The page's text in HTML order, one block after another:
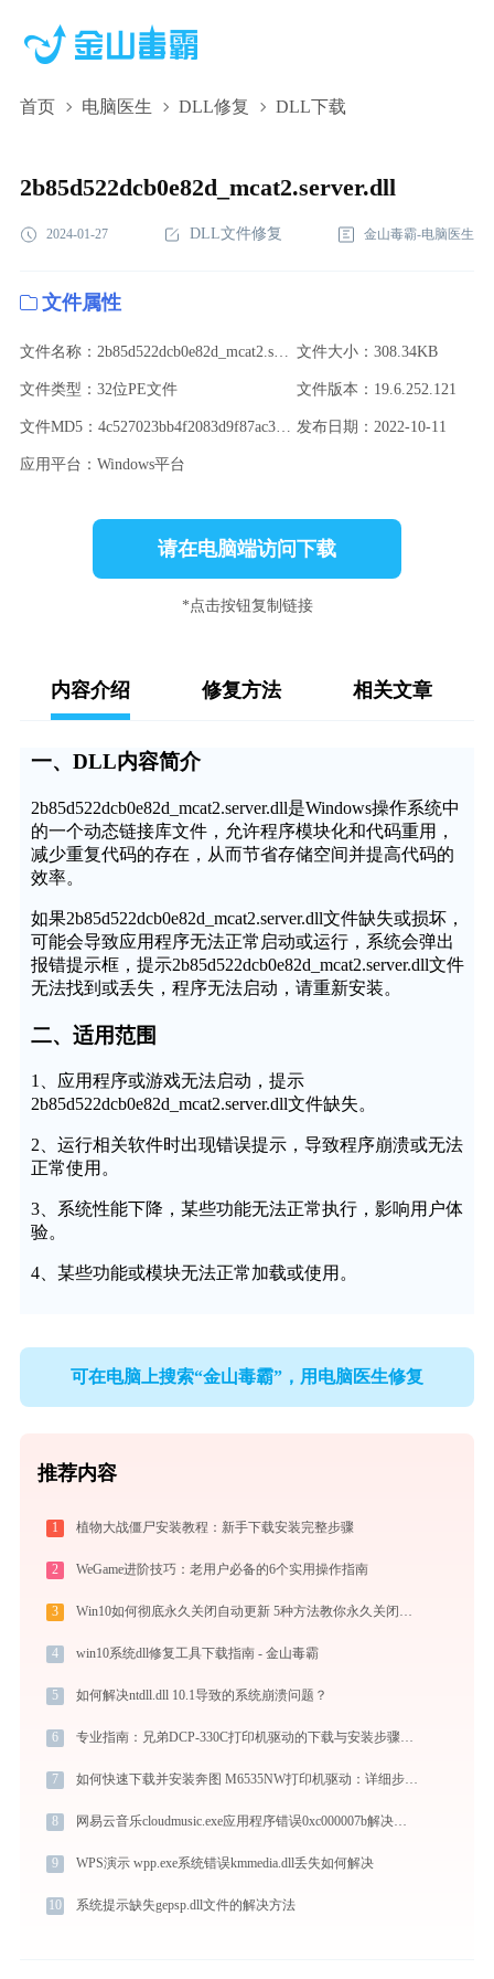
首页 电脑医生 DLL修复 DLL下载
2b85d522dcb0e82d_mcat2.server.dll
2024-01-27 DLL文件修复 金山毒霸-电脑医生
文件属性
文件名称：2b85d522dcb0e82d_mcat2.server.dll 文件大小：308.34KB
文件类型：32位PE文件 文件版本：19.6.252.121
文件MD5：4c527023bb4f2083d9f87ac3c66e0190 发布日期：2022-10-11
应用平台：Windows平台
请在电脑端访问下载
*点击按钮复制链接
内容介绍 修复方法 相关文章
一、DLL内容简介
2b85d522dcb0e82d_mcat2.server.dll是Windows操作系统中
的一个动态链接库文件，允许程序模块化和代码重用，
减少重复代码的存在，从而节省存储空间并提高代码的
效率。
如果2b85d522dcb0e82d_mcat2.server.dll文件缺失或损坏，
可能会导致应用程序无法正常启动或运行，系统会弹出
报错提示框，提示2b85d522dcb0e82d_mcat2.server.dll文件
无法找到或丢失，程序无法启动，请重新安装。
二、适用范围
1、应用程序或游戏无法启动，提示
2b85d522dcb0e82d_mcat2.server.dll文件缺失。
2、运行相关软件时出现错误提示，导致程序崩溃或无法
正常使用。
3、系统性能下降，某些功能无法正常执行，影响用户体
验。
4、某些功能或模块无法正常加载或使用。
可在电脑上搜索“金山毒霸”，用电脑医生修复
推荐内容
1 植物大战僵尸安装教程：新手下载安装完整步骤
2 WeGame进阶技巧：老用户必备的6个实用操作指南
3 Win10如何彻底永久关闭自动更新 5种方法教你永久关闭win10自动更新
4 win10系统dll修复工具下载指南 - 金山毒霸
5 如何解决ntdll.dll 10.1导致的系统崩溃问题？
6 专业指南：兄弟DCP-330C打印机驱动的下载与安装步骤详解
7 如何快速下载并安装奔图 M6535NW打印机驱动：详细步骤解析
8 网易云音乐cloudmusic.exe应用程序错误0xc000007b解决方法
9 WPS演示 wpp.exe系统错误kmmedia.dll丢失如何解决
10 系统提示缺失gepsp.dll文件的解决方法